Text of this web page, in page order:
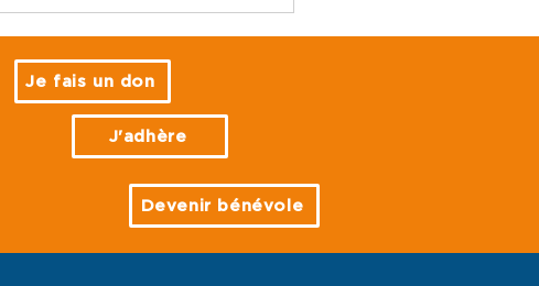
"Main dans la main avec
les enfants" : sauvons
Je fais un don
J'adhère
Devenir bénévole